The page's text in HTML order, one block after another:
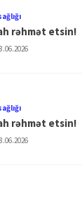
rəhmət etsin!
rəhmət etsin!